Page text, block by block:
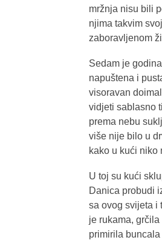
mržnja nisu bili
njima takvim
zaboravljenom
Sedam je
napuštena i
visoravan
vidjeti sablasno
prema nebu
više nije bilo u
kako u kući niko
U toj su kući
Danica probudi
sa ovog svijeta i
je rukama,
primirila